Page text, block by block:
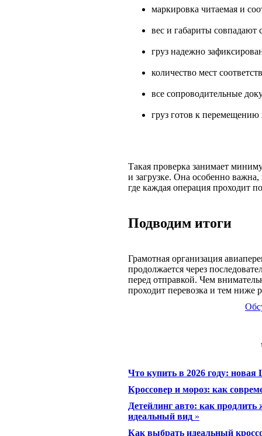
маркировка читаемая и
вес и габариты
груз надежно
количество мест
все сопроводительные
груз готов к перемещению
Такая проверка занимает
и загрузке. Она особенно важна,
где каждая операция проходит
Подводим итоги
Грамотная организация
продолжается через
перед отправкой. Чем
проходит перевозка и тем ниже
Что купить в 2026 году: новая
Кроссовер и мороз: как
Детейлинг авто: как
идеальный вид »
Как выбрать идеальный